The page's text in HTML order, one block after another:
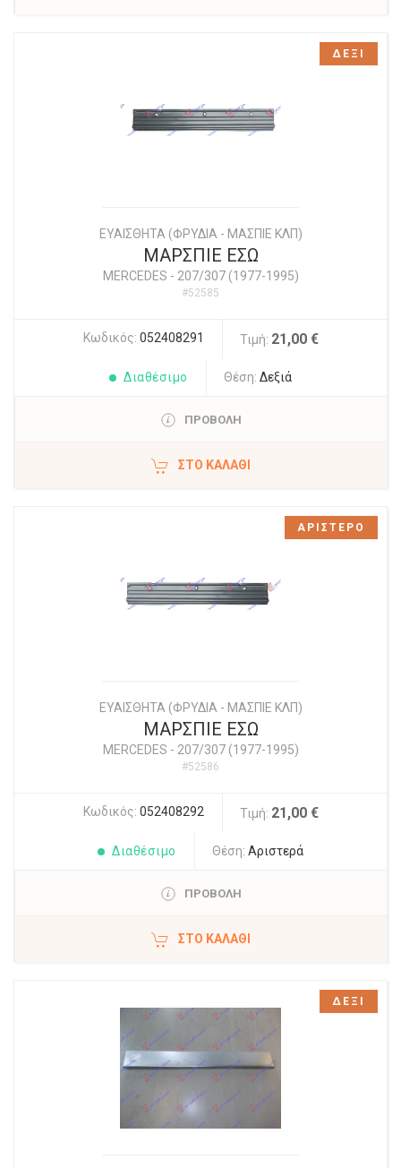
ΕΥΑΙΣΘΗΤΑ (ΦΡΥΔΙΑ - ΜΑΣΠΙΕ ΚΛΠ)
ΜΑΡΣΠΙΕ ΕΣΩ
MERCEDES - 207/307 (1977-1995)
#52585
Κωδικός: 052408291 Τιμή: 21,00 €
Διαθέσιμο Θέση: Δεξιά
ΠΡΟΒΟΛΗ
ΣΤΟ ΚΑΛΆΘΙ
ΔΕΞΙ
ΕΥΑΙΣΘΗΤΑ (ΦΡΥΔΙΑ - ΜΑΣΠΙΕ ΚΛΠ)
ΜΑΡΣΠΙΕ ΕΣΩ
MERCEDES - 207/307 (1977-1995)
#52586
Κωδικός: 052408292 Τιμή: 21,00 €
Διαθέσιμο Θέση: Αριστερά
ΠΡΟΒΟΛΗ
ΣΤΟ ΚΑΛΆΘΙ
ΑΡΙΣΤΕΡΟ
ΔΕΞΙ